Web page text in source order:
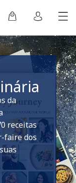
da
receitas
faire dos